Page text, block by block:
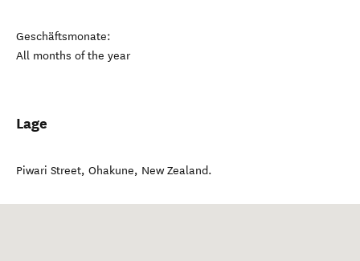
Geschäftsmonate:
All months of the year
Lage
Piwari Street, Ohakune, New Zealand.